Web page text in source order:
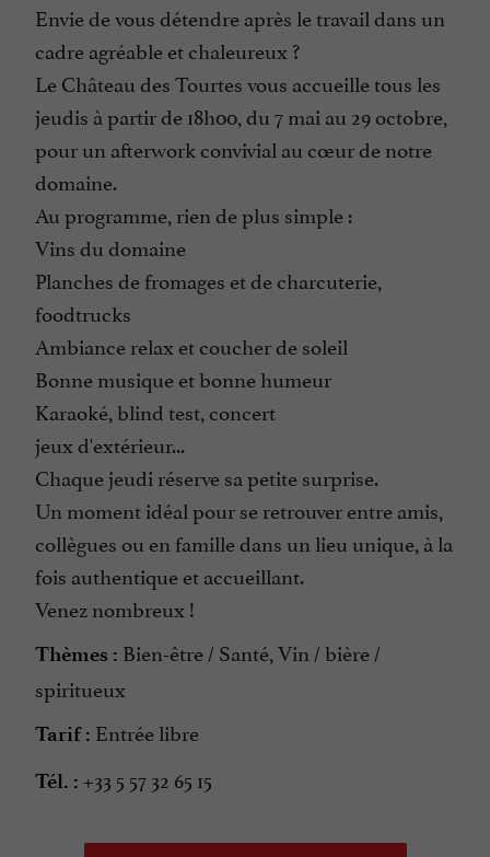
Envie de vous détendre après le travail dans un
cadre agréable et chaleureux ?
Le Château des Tourtes vous accueille tous les
jeudis à partir de 18h00, du 7 mai au 29 octobre,
pour un afterwork convivial au cœur de notre
domaine.
Au programme, rien de plus simple :
Vins du domaine
Planches de fromages et de charcuterie,
foodtrucks
Ambiance relax et coucher de soleil
Bonne musique et bonne humeur
Karaoké, blind test, concert
jeux d'extérieur...
Chaque jeudi réserve sa petite surprise.
Un moment idéal pour se retrouver entre amis,
collègues ou en famille dans un lieu unique, à la
fois authentique et accueillant.
Venez nombreux !
Thèmes : Bien-être / Santé, Vin / bière /
spiritueux
Tarif : Entrée libre
Tél. : +33 5 57 32 65 15